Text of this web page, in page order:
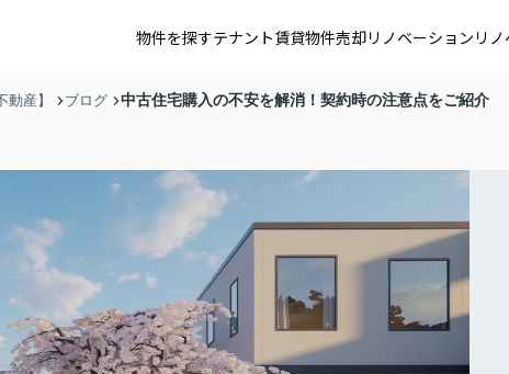
物件を探すテナント賃貸物件売却リノベーション リ
産】 ブログ 中古住宅購入の不安を解消！契約時の注意点をご紹介